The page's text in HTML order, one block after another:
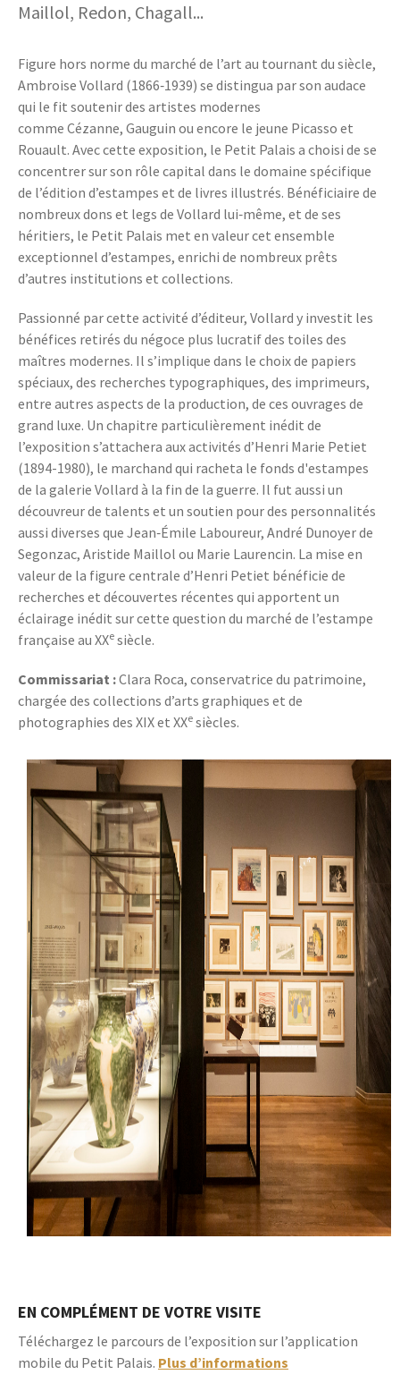
Maillol, Redon, Chagall...
Figure hors norme du marché de l’art au tournant du siècle,
Ambroise Vollard (1866‑1939) se distingua par son audace
qui le fit soutenir des artistes modernes
comme Cézanne, Gauguin ou encore le jeune Picasso et
Rouault. Avec cette exposition, le Petit Palais a choisi de se
concentrer sur son rôle capital dans le domaine spécifique
de l’édition d’estampes et de livres illustrés. Bénéficiaire de
nombreux dons et legs de Vollard lui‑même, et de ses
héritiers, le Petit Palais met en valeur cet ensemble
exceptionnel d’estampes, enrichi de nombreux prêts
d’autres institutions et collections.
Passionné par cette activité d’éditeur, Vollard y investit les
bénéfices retirés du négoce plus lucratif des toiles des
maîtres modernes. Il s’implique dans le choix de papiers
spéciaux, des recherches typographiques, des imprimeurs,
entre autres aspects de la production, de ces ouvrages de
grand luxe. Un chapitre particulièrement inédit de
l’exposition s’attachera aux activités d’Henri Marie Petiet
(1894-1980), le marchand qui racheta le fonds d'estampes
de la galerie Vollard à la fin de la guerre. Il fut aussi un
découvreur de talents et un soutien pour des personnalités
aussi diverses que Jean‑Émile Laboureur, André Dunoyer de
Segonzac, Aristide Maillol ou Marie Laurencin. La mise en
valeur de la figure centrale d’Henri Petiet bénéficie de
recherches et découvertes récentes qui apportent un
éclairage inédit sur cette question du marché de l’estampe
française au XXe siècle.
Commissariat :Clara Roca, conservatrice du patrimoine,
chargée des collections d’arts graphiques et de
photographies des XIX et XXe siècles.
EN COMPLÉMENT DE VOTRE VISITE
Téléchargez le parcours de l’exposition sur l’application
mobile du Petit Palais. Plus d’informations